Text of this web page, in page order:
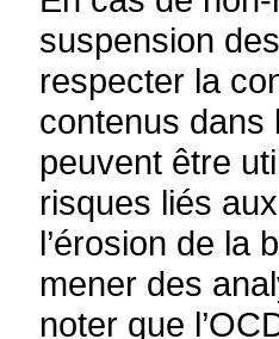
suspension
respecter la
contenus dans
peuvent être
risques liés
l’érosion de la
mener des
noter que